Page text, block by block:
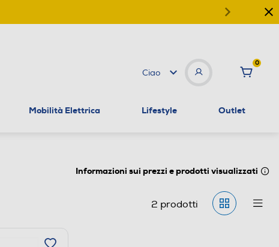
Ciao
0
Mobilità Elettrica Lifestyle Outlet
Informazioni sui prezzi e prodotti visualizzati
2 prodotti